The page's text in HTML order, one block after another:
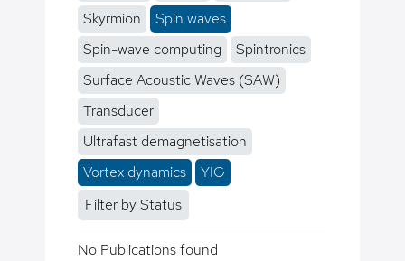
Skyrmion
Spin waves
Spin-wave computing
Spintronics
Surface Acoustic Waves (SAW)
Transducer
Ultrafast demagnetisation
Vortex dynamics
YIG
Filter by Status
No Publications found